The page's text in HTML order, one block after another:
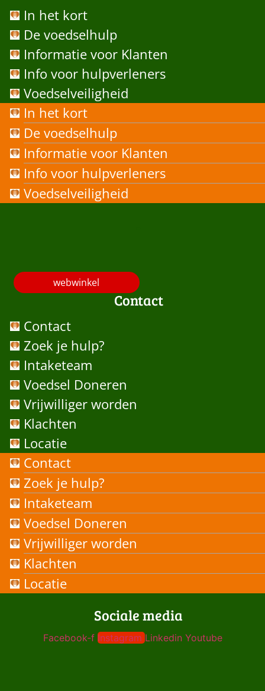
In het kort
De voedselhulp
Informatie voor Klanten
Info voor hulpverleners
Voedselveiligheid
In het kort
De voedselhulp
Informatie voor Klanten
Info voor hulpverleners
Voedselveiligheid
webwinkel
Contact
Contact
Zoek je hulp?
Intaketeam
Voedsel Doneren
Vrijwilliger worden
Klachten
Locatie
Contact
Zoek je hulp?
Intaketeam
Voedsel Doneren
Vrijwilliger worden
Klachten
Locatie
Sociale media
Facebook-f Instagram Linkedin Youtube